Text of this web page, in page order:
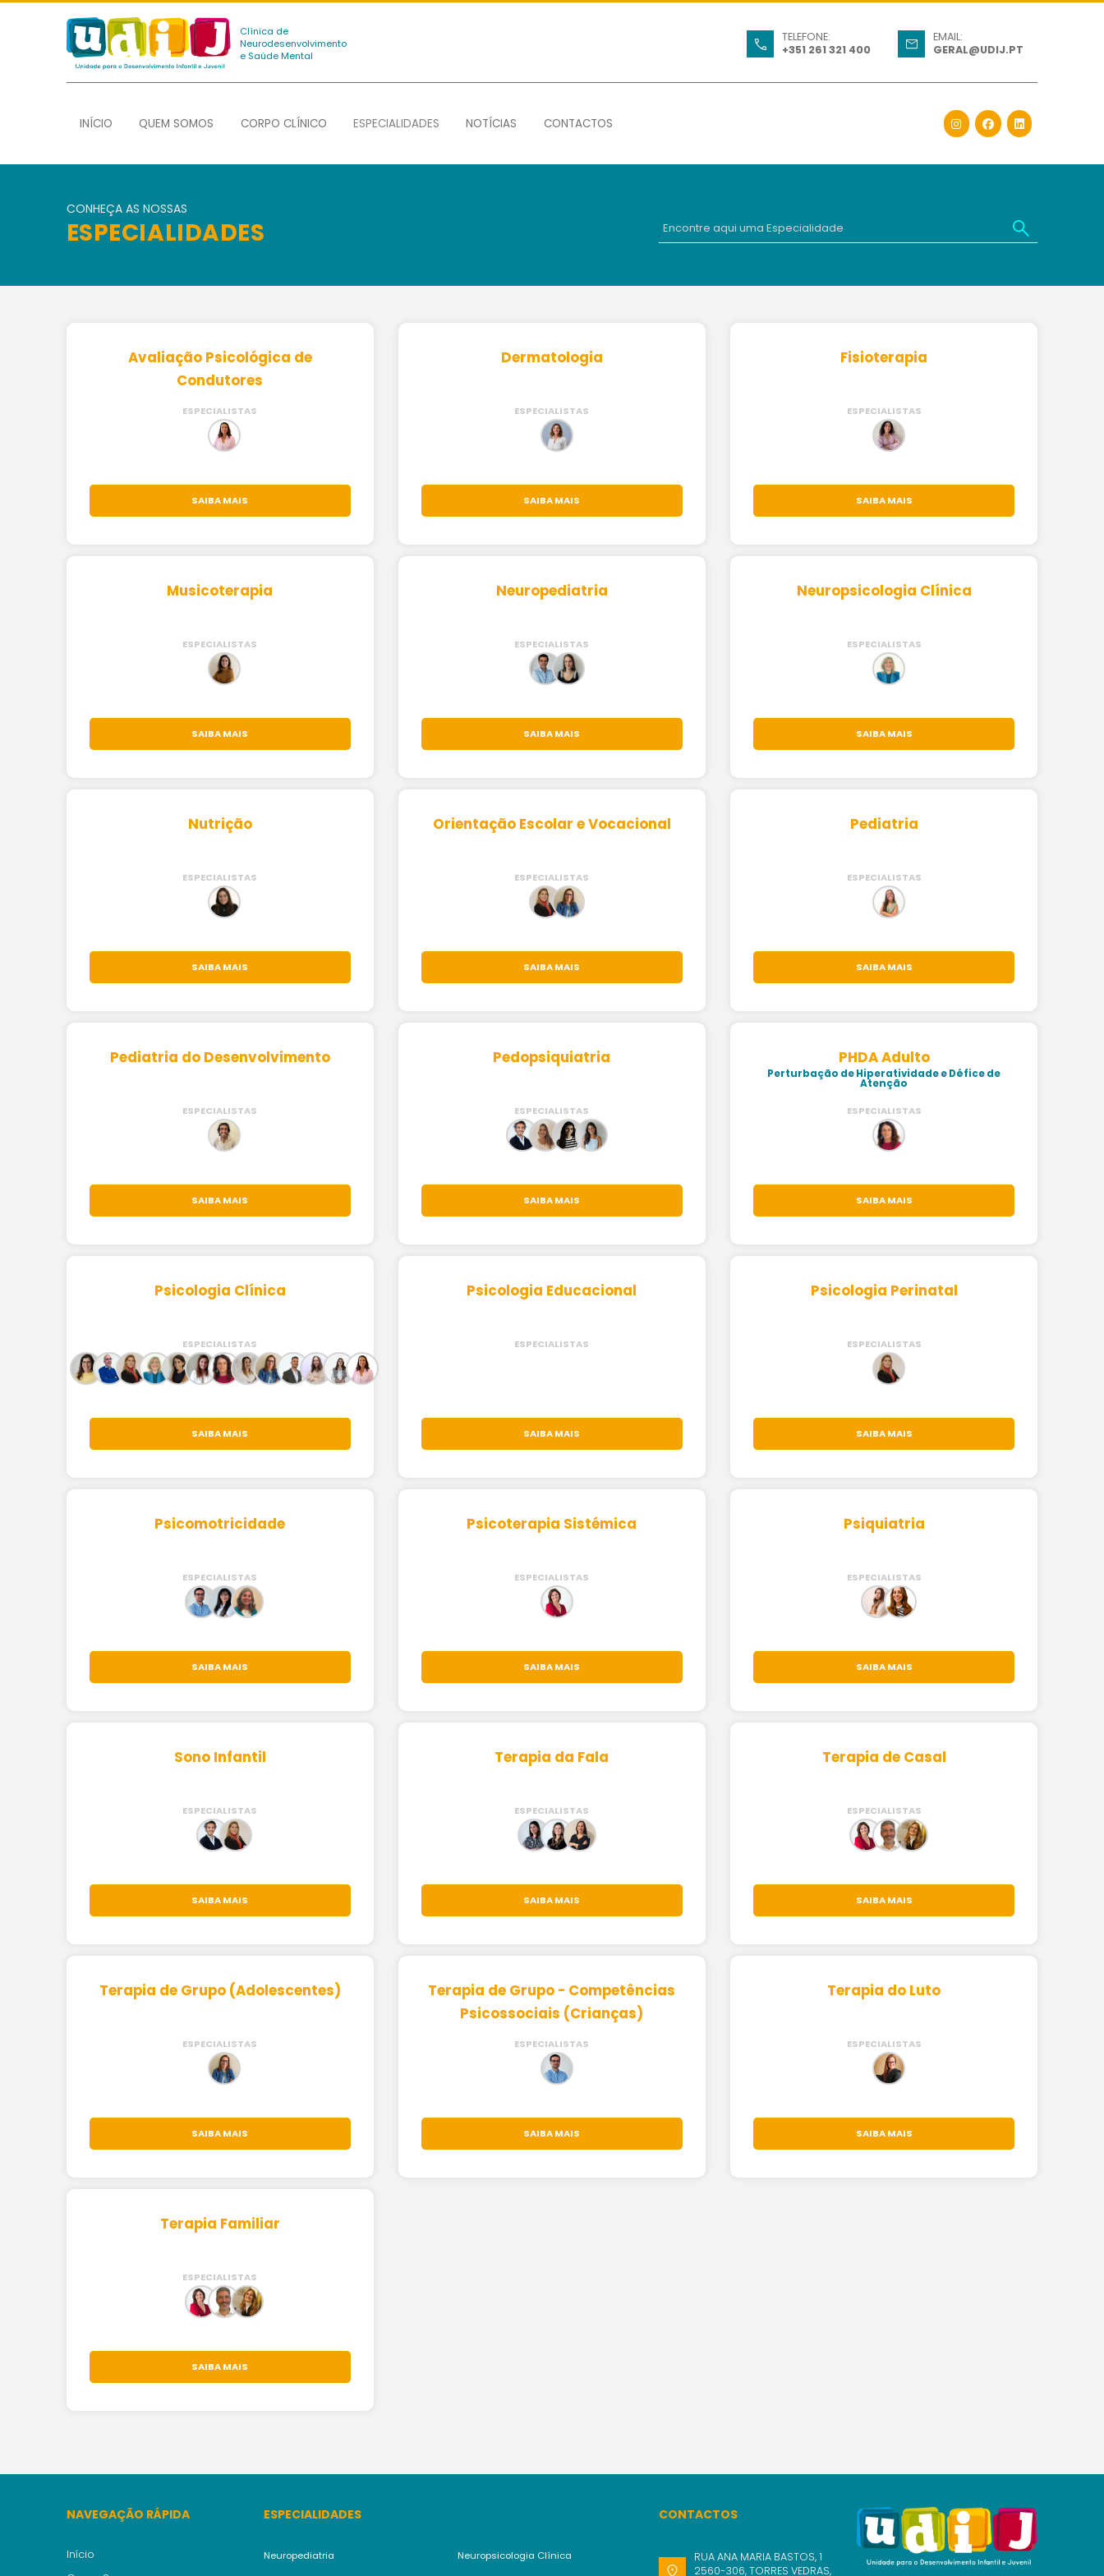
Clínica de
Neurodesenvolvimento
e Saúde Mental
TELEFONE:
+351 261 321 400
EMAIL:
GERAL@UDIJ.PT
INÍCIO QUEM SOMOS CORPO CLÍNICO ESPECIALIDADES NOTÍCIAS CONTACTOS
CONHEÇA AS NOSSAS
ESPECIALIDADES
Avaliação Psicológica de
Condutores
ESPECIALISTAS
SAIBA MAIS
Dermatologia
ESPECIALISTAS
SAIBA MAIS
Fisioterapia
ESPECIALISTAS
SAIBA MAIS
Musicoterapia
ESPECIALISTAS
SAIBA MAIS
Neuropediatria
ESPECIALISTAS
SAIBA MAIS
Neuropsicologia Clínica
ESPECIALISTAS
SAIBA MAIS
Nutrição
ESPECIALISTAS
SAIBA MAIS
Orientação Escolar e Vocacional
ESPECIALISTAS
SAIBA MAIS
Pediatria
ESPECIALISTAS
SAIBA MAIS
Pediatria do Desenvolvimento
ESPECIALISTAS
SAIBA MAIS
Pedopsiquiatria
ESPECIALISTAS
SAIBA MAIS
PHDA Adulto
Perturbação de Hiperatividade e Défice de
Atenção
ESPECIALISTAS
SAIBA MAIS
Psicologia Clínica
ESPECIALISTAS
SAIBA MAIS
Psicologia Educacional
ESPECIALISTAS
SAIBA MAIS
Psicologia Perinatal
ESPECIALISTAS
SAIBA MAIS
Psicomotricidade
ESPECIALISTAS
SAIBA MAIS
Psicoterapia Sistémica
ESPECIALISTAS
SAIBA MAIS
Psiquiatria
ESPECIALISTAS
SAIBA MAIS
Sono Infantil
ESPECIALISTAS
SAIBA MAIS
Terapia da Fala
ESPECIALISTAS
SAIBA MAIS
Terapia de Casal
ESPECIALISTAS
SAIBA MAIS
Terapia de Grupo (Adolescentes)
ESPECIALISTAS
SAIBA MAIS
Terapia de Grupo - Competências
Psicossociais (Crianças)
ESPECIALISTAS
SAIBA MAIS
Terapia do Luto
ESPECIALISTAS
SAIBA MAIS
Terapia Familiar
ESPECIALISTAS
SAIBA MAIS
CONTACTOS
RUA ANA MARIA BASTOS, 1
2560-306, TORRES VEDRAS,
ESPECIALIDADES
Neuropediatria
Neuropsicologia Clínica
NAVEGAÇÃO RÁPIDA
Início